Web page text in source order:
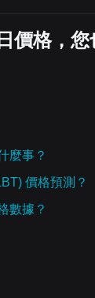
價格，您
麼事？
價格預測？
數據？